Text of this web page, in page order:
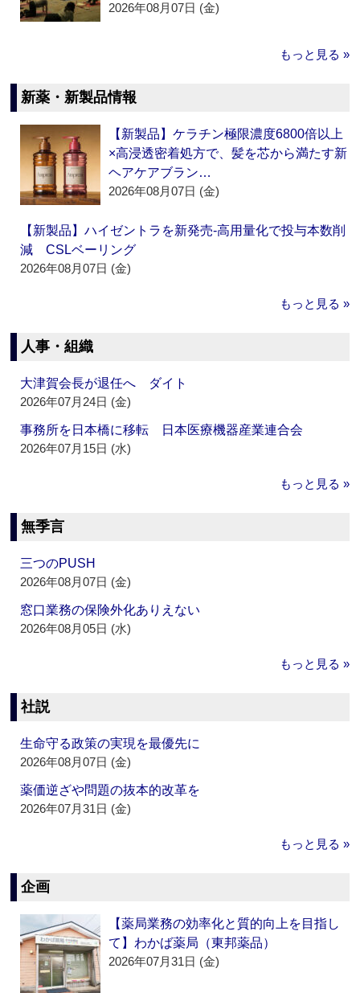
2026年08月07日 (金)
もっと見る »
新薬・新製品情報
【新製品】ケラチン極限濃度6800倍以上
×高浸透密着処方で、髪を芯から満たす新
ヘアケアブラン…
2026年08月07日 (金)
【新製品】ハイゼントラを新発売‐高用量化で投与本数削
減 CSLベーリング
2026年08月07日 (金)
もっと見る »
人事・組織
大津賀会長が退任へ ダイト
2026年07月24日 (金)
事務所を日本橋に移転 日本医療機器産業連合会
2026年07月15日 (水)
もっと見る »
無季言
三つのPUSH
2026年08月07日 (金)
窓口業務の保険外化ありえない
2026年08月05日 (水)
もっと見る »
社説
生命守る政策の実現を最優先に
2026年08月07日 (金)
薬価逆ざや問題の抜本的改革を
2026年07月31日 (金)
もっと見る »
企画
【薬局業務の効率化と質的向上を目指し
て】わかば薬局（東邦薬品）
2026年07月31日 (金)